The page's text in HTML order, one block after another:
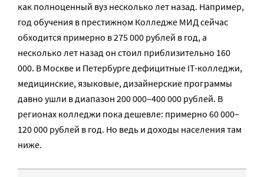
как полноценный вуз несколько лет назад. Например,
год обучения в престижном Колледже МИД сейчас
обходится примерно в 275 000 рублей в год, а
несколько лет назад он стоил приблизительно 160
000. В Москве и Петербурге дефицитные IT-колледжи,
медицинские, языковые, дизайнерские программы
давно ушли в диапазон 200 000–400 000 рублей. В
регионах колледжи пока дешевле: примерно 60 000–
120 000 рублей в год. Но ведь и доходы населения там
ниже.